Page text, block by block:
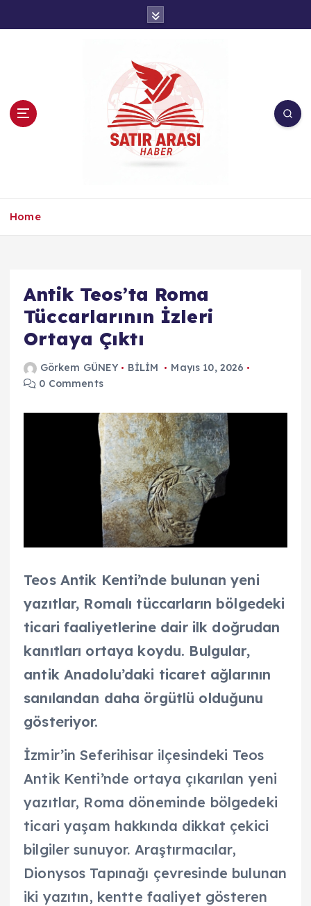
Home
Antik Teos’ta Roma
Tüccarlarının İzleri
Ortaya Çıktı
Görkem GÜNEY BİLİM
Mayıs 10, 2026
0 Comments
Teos Antik Kenti’nde bulunan yeni
yazıtlar, Romalı tüccarların bölgedeki
ticari faaliyetlerine dair ilk doğrudan
kanıtları ortaya koydu. Bulgular,
antik Anadolu’daki ticaret ağlarının
sanılandan daha örgütlü olduğunu
gösteriyor.
İzmir’in Seferihisar ilçesindeki Teos
Antik Kenti’nde ortaya çıkarılan yeni
yazıtlar, Roma döneminde bölgedeki
ticari yaşam hakkında dikkat çekici
bilgiler sunuyor. Araştırmacılar,
Dionysos Tapınağı çevresinde bulunan
iki yazıtın, kentte faaliyet gösteren